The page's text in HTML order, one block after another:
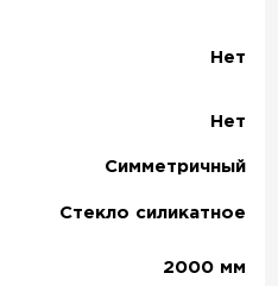
Нет
Нет
Симметричный
Стекло силикатное
2000мм